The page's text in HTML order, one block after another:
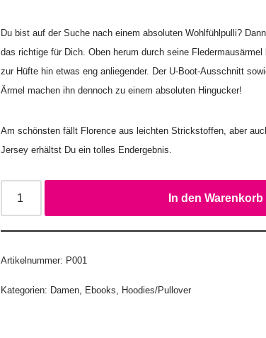
Du bist auf der Suche nach einem absoluten Wohlfühlpulli?
das richtige für Dich. Oben herum durch seine
zur Hüfte hin etwas eng anliegender. Der U-Boot-Ausschnitt
Ärmel machen ihn dennoch zu einem absoluten Hingucker!
Am schönsten fällt Florence aus leichten Strickstoffen, aber
Jersey erhältst Du ein tolles Endergebnis.
In den Warenkorb
Artikelnummer: P001
Kategorien: Damen, Ebooks, Hoodies/Pullover